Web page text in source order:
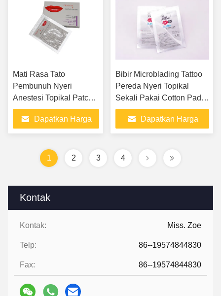
Kontak
Kontak: Miss. Zoe
Telp: 86--19574844830
Fax: 86--19574844830
Mati Rasa Tato
Pembunuh Nyeri
Anestesi Topikal Patch
Bibir 12g/pc
Dapatkan Harga
Bibir Microblading Tattoo
Pereda Nyeri Topikal
Sekali Pakai Cotton Pad
Konsistensi
Dapatkan Harga
1 2 3 4